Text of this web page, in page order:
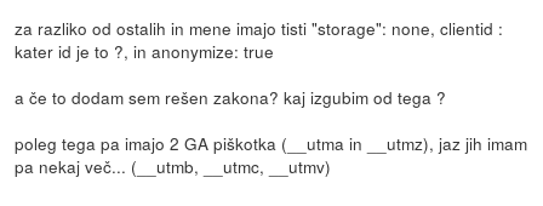
za razliko od ostalih in mene imajo tisti "storage": none, clientid :
kater id je to ?, in anonymize: true
a če to dodam sem rešen zakona? kaj izgubim od tega ?
poleg tega pa imajo 2 GA piškotka (__utma in __utmz), jaz jih imam
pa nekaj več... (__utmb, __utmc, __utmv)